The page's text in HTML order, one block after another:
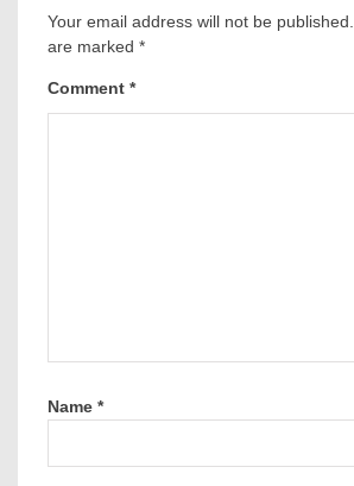
Your email address will not be published.
are marked *
Comment *
Name *